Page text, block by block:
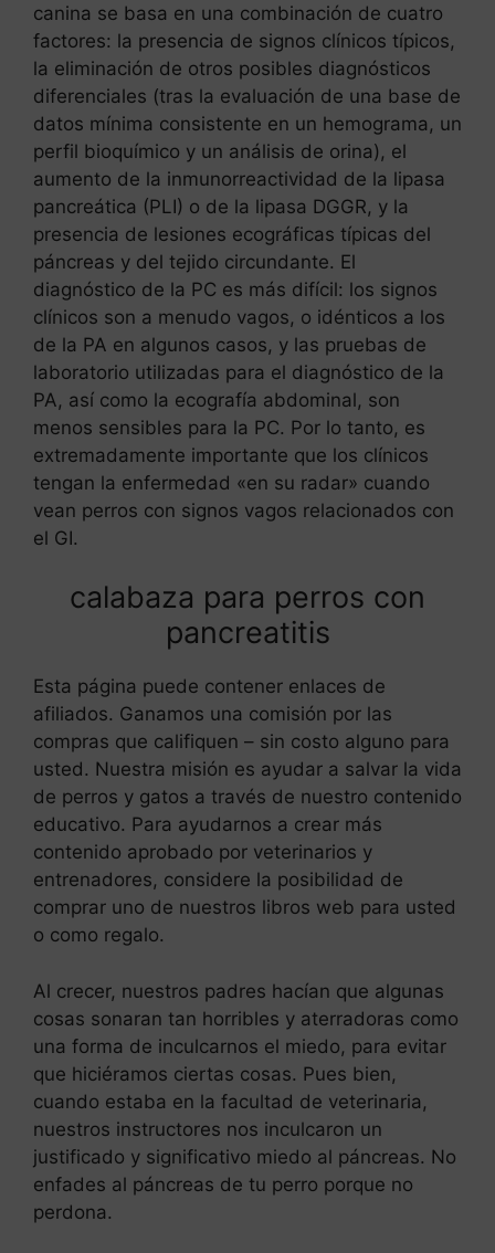
canina se basa en una combinación de cuatro
factores: la presencia de signos clínicos típicos,
la eliminación de otros posibles diagnósticos
diferenciales (tras la evaluación de una base de
datos mínima consistente en un hemograma, un
perfil bioquímico y un análisis de orina), el
aumento de la inmunorreactividad de la lipasa
pancreática (PLI) o de la lipasa DGGR, y la
presencia de lesiones ecográficas típicas del
páncreas y del tejido circundante. El
diagnóstico de la PC es más difícil: los signos
clínicos son a menudo vagos, o idénticos a los
de la PA en algunos casos, y las pruebas de
laboratorio utilizadas para el diagnóstico de la
PA, así como la ecografía abdominal, son
menos sensibles para la PC. Por lo tanto, es
extremadamente importante que los clínicos
tengan la enfermedad «en su radar» cuando
vean perros con signos vagos relacionados con
el GI.
calabaza para perros con
pancreatitis
Esta página puede contener enlaces de
afiliados. Ganamos una comisión por las
compras que califiquen – sin costo alguno para
usted. Nuestra misión es ayudar a salvar la vida
de perros y gatos a través de nuestro contenido
educativo. Para ayudarnos a crear más
contenido aprobado por veterinarios y
entrenadores, considere la posibilidad de
comprar uno de nuestros libros web para usted
o como regalo.
Al crecer, nuestros padres hacían que algunas
cosas sonaran tan horribles y aterradoras como
una forma de inculcarnos el miedo, para evitar
que hiciéramos ciertas cosas. Pues bien,
cuando estaba en la facultad de veterinaria,
nuestros instructores nos inculcaron un
justificado y significativo miedo al páncreas. No
enfades al páncreas de tu perro porque no
perdona.